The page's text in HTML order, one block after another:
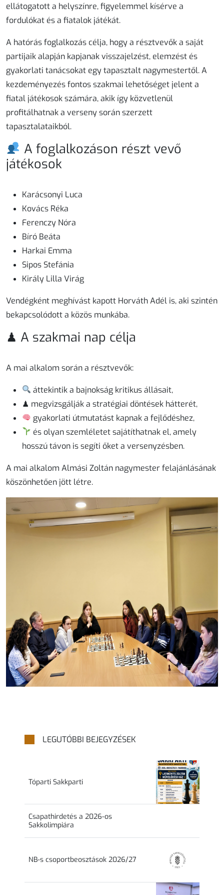
ellátogatott a helyszínre, figyelemmel kísérve a
fordulókat és a fiatalok játékát.
A hatórás foglalkozás célja, hogy a résztvevők a saját
partijaik alapján kapjanak visszajelzést, elemzést és
gyakorlati tanácsokat egy tapasztalt nagymestertől. A
kezdeményezés fontos szakmai lehetőséget jelent a
fiatal játékosok számára, akik így közvetlenül
profitálhatnak a verseny során szerzett
tapasztalataikból.
A foglalkozáson részt vevő
játékosok
Karácsonyi Luca
Kovács Réka
Ferenczy Nóra
Bíró Beáta
Harkai Emma
Sipos Stefánia
Király Lilla Virág
Vendégként meghívást kapott Horváth Adél is, aki szintén
bekapcsolódott a közös munkába.
♟ A szakmai nap célja
A mai alkalom során a résztvevők:
áttekintik a bajnokság kritikus állásait,
♟ megvizsgálják a stratégiai döntések hátterét,
gyakorlati útmutatást kapnak a fejlődéshez,
és olyan szemléletet sajátíthatnak el, amely
hosszú távon is segíti őket a versenyzésben.
A mai alkalom Almási Zoltán nagymester felajánlásának
köszönhetően jött létre.
LEGUTÓBBI BEJEGYZÉSEK
Tóparti Sakkparti
Csapathirdetés a 2026-os
Sakkolimpiára
NB-s csoportbeosztások 2026/27